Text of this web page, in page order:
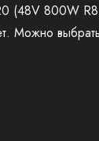
(48V 800W
Можно